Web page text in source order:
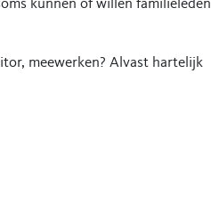
kunnen of willen familieleden
meewerken? Alvast hartelijk